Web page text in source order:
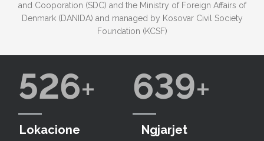
and Cooporation (SDC) and the Ministry of Foreign Affairs of
Denmark (DANIDA) and managed by Kosovar Civil Society
Foundation (KCSF)
526
Lokacione
639
Ngjarjet